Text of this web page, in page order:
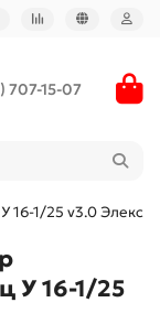
707-15-07
16-1/25 v3.0 Элекс
У 16-1/25